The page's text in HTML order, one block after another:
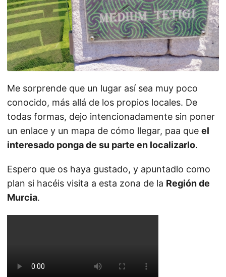
Me sorprende que un lugar así sea muy poco
conocido, más allá de los propios locales. De
todas formas, dejo intencionadamente sin poner
un enlace y un mapa de cómo llegar, paa que el
interesado ponga de su parte en localizarlo.
Espero que os haya gustado, y apuntadlo como
plan si hacéis visita a esta zona de la Región de
Murcia.